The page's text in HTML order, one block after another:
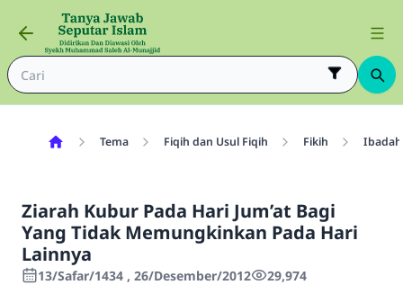
Tema Fiqih dan Usul Fiqih Fikih
Ziarah Kubur Pada Hari Jum’at Bagi
Yang Tidak Memungkinkan Pada Hari
Lainnya
13/Safar/1434 , 26/Desember/2012 29,974